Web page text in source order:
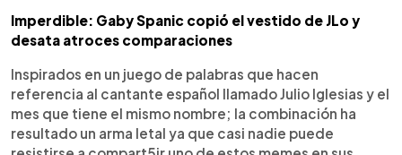
Imperdible: Gaby Spanic copió el vestido de JLo y
desata atroces comparaciones
Inspirados en un juego de palabras que hacen
referencia al cantante español llamado Julio Iglesias y el
mes que tiene el mismo nombre; la combinación ha
resultado un arma letal ya que casi nadie puede